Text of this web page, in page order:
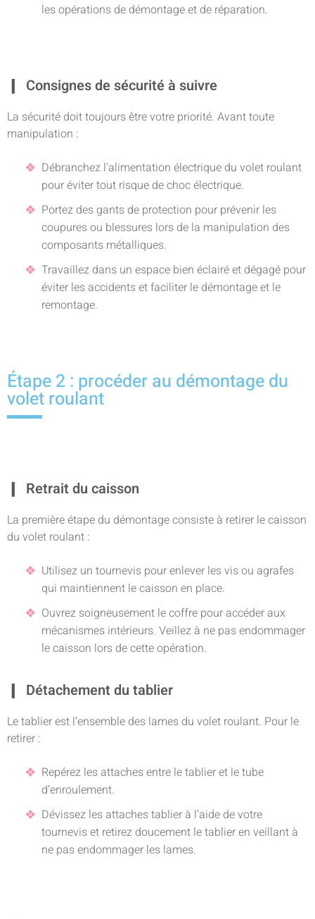
les opérations de démontage et de réparation.
Consignes de sécurité à suivre
La sécurité doit toujours être votre priorité. Avant toute
manipulation :
Débranchez l’alimentation électrique du volet roulant
pour éviter tout risque de choc électrique.
Portez des gants de protection pour prévenir les
coupures ou blessures lors de la manipulation des
composants métalliques.
Travaillez dans un espace bien éclairé et dégagé pour
éviter les accidents et faciliter le démontage et le
remontage.
Étape 2 : procéder au démontage du
volet roulant
Retrait du caisson
La première étape du démontage consiste à retirer le caisson
du volet roulant :
Utilisez un tournevis pour enlever les vis ou agrafes
qui maintiennent le caisson en place.
Ouvrez soigneusement le coffre pour accéder aux
mécanismes intérieurs. Veillez à ne pas endommager
le caisson lors de cette opération.
Détachement du tablier
Le tablier est l’ensemble des lames du volet roulant. Pour le
retirer :
Repérez les attaches entre le tablier et le tube
d’enroulement.
Dévissez les attaches tablier à l’aide de votre
tournevis et retirez doucement le tablier en veillant à
ne pas endommager les lames.